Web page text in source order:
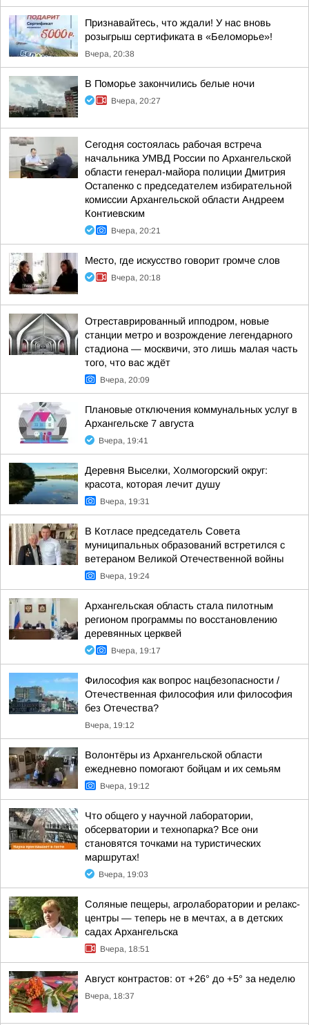
Признавайтесь, что ждали! У нас вновь
розыгрыш сертификата в «Беломорье»!
Вчера, 20:38
В Поморье закончились белые ночи
Вчера, 20:27
Сегодня состоялась рабочая встреча
начальника УМВД России по Архангельской
области генерал-майора полиции Дмитрия
Остапенко с председателем избирательной
комиссии Архангельской области Андреем
Контиевским
Вчера, 20:21
Место, где искусство говорит громче слов
Вчера, 20:18
Отреставрированный ипподром, новые
станции метро и возрождение легендарного
стадиона — москвичи, это лишь малая часть
того, что вас ждёт
Вчера, 20:09
Плановые отключения коммунальных услуг в
Архангельске 7 августа
Вчера, 19:41
Деревня Выселки, Холмогорский округ:
красота, которая лечит душу
Вчера, 19:31
В Котласе председатель Совета
муниципальных образований встретился с
ветераном Великой Отечественной войны
Вчера, 19:24
Архангельская область стала пилотным
регионом программы по восстановлению
деревянных церквей
Вчера, 19:17
Философия как вопрос нацбезопасности /
Отечественная философия или философия
без Отечества?
Вчера, 19:12
Волонтёры из Архангельской области
ежедневно помогают бойцам и их семьям
Вчера, 19:12
Что общего у научной лаборатории,
обсерватории и технопарка? Все они
становятся точками на туристических
маршрутах!
Вчера, 19:03
Соляные пещеры, агролаборатории и релакс-
центры — теперь не в мечтах, а в детских
садах Архангельска
Вчера, 18:51
Август контрастов: от +26° до +5° за неделю
Вчера, 18:37